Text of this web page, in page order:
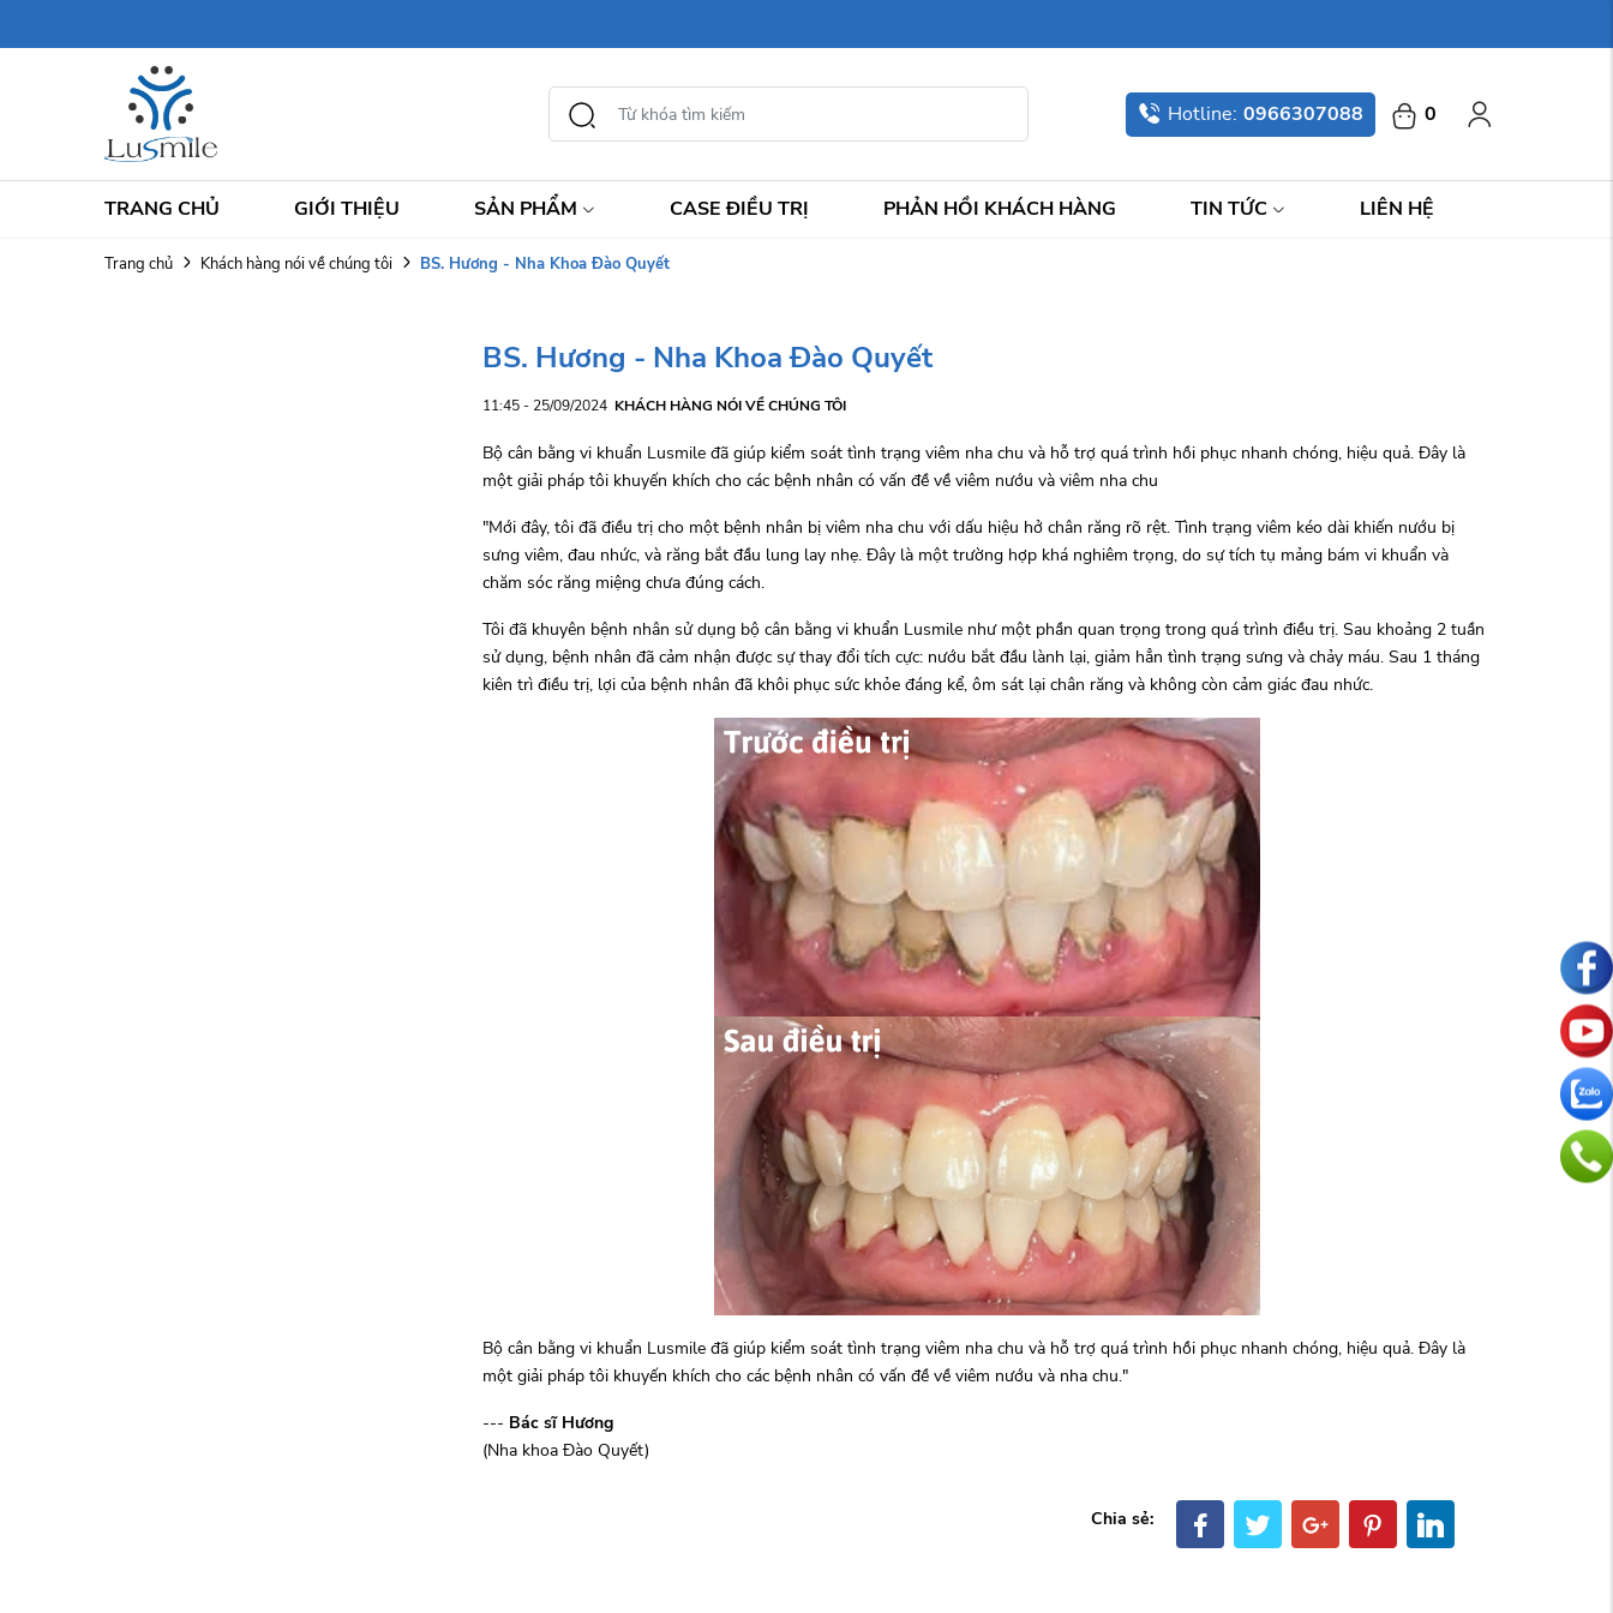
Hotline: 0966307088 0
TRANG CHỦ GIỚI THIỆU SẢN PHẨM CASE ĐIỀU TRỊ PHẢN HỒI KHÁCH HÀNG TIN TỨC LIÊN HỆ
Trang chủ Khách hàng nói về chúng tôi BS. Hương - Nha Khoa Đào Quyết
BS. Hương - Nha Khoa Đào Quyết
11:45 - 25/09/2024 KHÁCH HÀNG NÓI VỀ CHÚNG TÔI
Bộ cân bằng vi khuẩn Lusmile đã giúp kiểm soát tình trạng viêm nha chu và hỗ trợ quá trình hồi phục nhanh chóng, hiệu quả. Đây là
một giải pháp tôi khuyến khích cho các bệnh nhân có vấn đề về viêm nướu và viêm nha chu
"Mới đây, tôi đã điều trị cho một bệnh nhân bị viêm nha chu với dấu hiệu hở chân răng rõ rệt. Tình trạng viêm kéo dài khiến nướu bị
sưng viêm, đau nhức, và răng bắt đầu lung lay nhẹ. Đây là một trường hợp khá nghiêm trọng, do sự tích tụ mảng bám vi khuẩn và
chăm sóc răng miệng chưa đúng cách.
Tôi đã khuyên bệnh nhân sử dụng bộ cân bằng vi khuẩn Lusmile như một phần quan trọng trong quá trình điều trị. Sau khoảng 2 tuần
sử dụng, bệnh nhân đã cảm nhận được sự thay đổi tích cực: nướu bắt đầu lành lại, giảm hẳn tình trạng sưng và chảy máu. Sau 1 tháng
kiên trì điều trị, lợi của bệnh nhân đã khôi phục sức khỏe đáng kể, ôm sát lại chân răng và không còn cảm giác đau nhức.
Bộ cân bằng vi khuẩn Lusmile đã giúp kiểm soát tình trạng viêm nha chu và hỗ trợ quá trình hồi phục nhanh chóng, hiệu quả. Đây là
một giải pháp tôi khuyến khích cho các bệnh nhân có vấn đề về viêm nướu và nha chu."
--- Bác sĩ Hương
(Nha khoa Đào Quyết)
Chia sẻ: